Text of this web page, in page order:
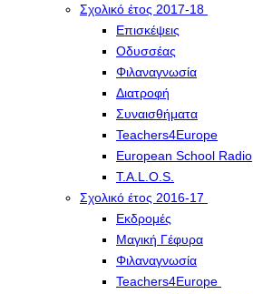
Σχολικό έτος 2017-18
Επισκέψεις
Οδυσσέας
Φιλαναγνωσία
Διατροφή
Συναισθήματα
Teachers4Europe
European School Radio
T.A.L.O.S.
Σχολικό έτος 2016-17
Εκδρομές
Μαγική Γέφυρα
Φιλαναγνωσία
Teachers4Europe